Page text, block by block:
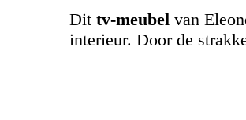
Dit tv-meubel van
interieur. Door de